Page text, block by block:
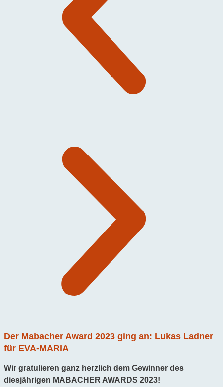
Der Mabacher Award 2023 ging an: Lukas Ladner
für EVA-MARIA
Wir gratulieren ganz herzlich dem Gewinner des
diesjährigen MABACHER AWARDS 2023!